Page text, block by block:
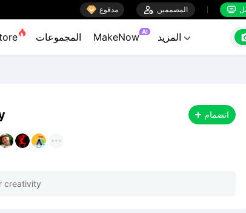
 مدفوع  المصممين 
 المجموعات MakeNow AI

انضمام
creativity